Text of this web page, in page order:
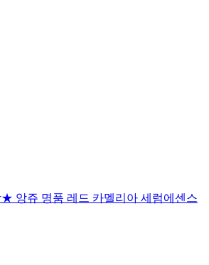
앙쥬 명품 레드 카멜리아 세럼에센스